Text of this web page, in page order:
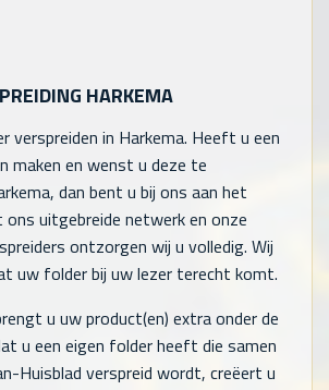
HARKEMA
verspreiden in Harkema. Heeft u een
maken en wenst u deze te
dan bent u bij ons aan het
uitgebreide netwerk en onze
ontzorgen wij u volledig. Wij
uw folder bij uw lezer terecht komt.
u uw product(en) extra onder de
u een eigen folder heeft die samen
Huisblad verspreid wordt, creëert u